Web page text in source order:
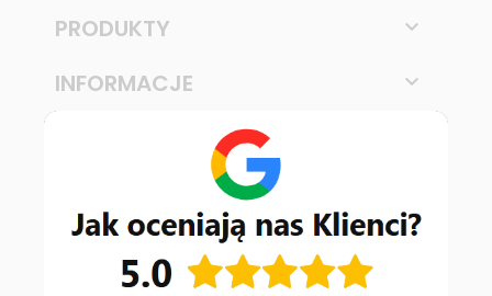
PRODUKTY 
INFORMACJE 